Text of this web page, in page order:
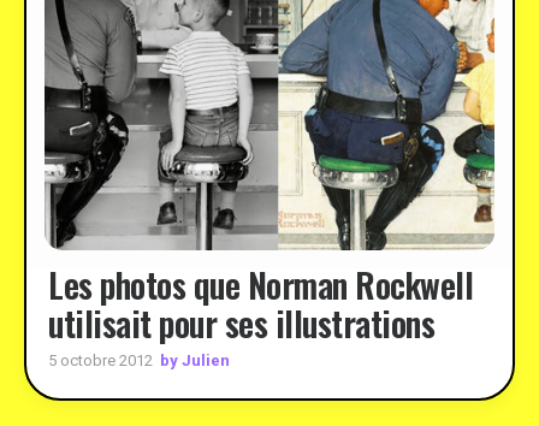
Les photos que Norman Rockwell
utilisait pour ses illustrations
5 octobre 2012 by Julien